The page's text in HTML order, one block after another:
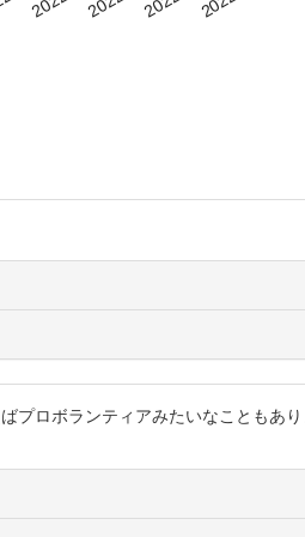
プロボランティアみたいなこともあ